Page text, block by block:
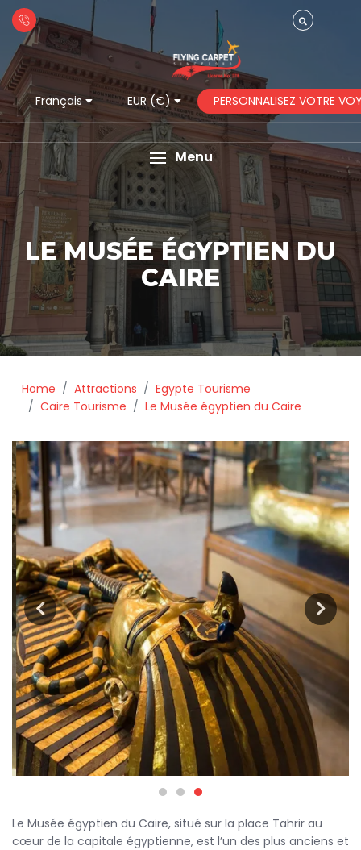
Français EUR (€) PERSONNALISEZ VOTRE
Menu
LE MUSÉE ÉGYPTIEN DU
CAIRE
Home Attractions
Egypte Tourisme
Caire Tourisme
Le Musée égyptien du Caire
Le Musée égyptien du Caire, situé sur la place Tahrir au
cœur de la capitale égyptienne, est l’un des plus anciens et